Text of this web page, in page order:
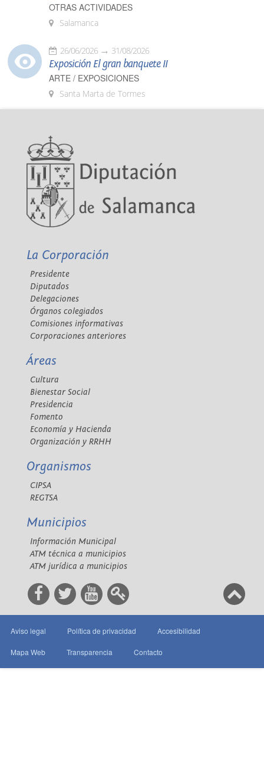
OTRAS ACTIVIDADES
Salamanca
26/06/2026 31/08/2026
Exposición El gran banquete II
ARTE / EXPOSICIONES
Santa Marta de Tormes
La Corporación
Presidente
Diputados
Delegaciones
Órganos colegiados
Comisiones informativas
Corporaciones anteriores
Áreas
Cultura
Bienestar Social
Presidencia
Fomento
Economía y Hacienda
Organización y RRHH
Organismos
CIPSA
REGTSA
Municipios
Información Municipal
ATM técnica a municipios
ATM jurídica a municipios
Aviso legal Política de privacidad Accesibilidad
Mapa Web Transparencia Contacto